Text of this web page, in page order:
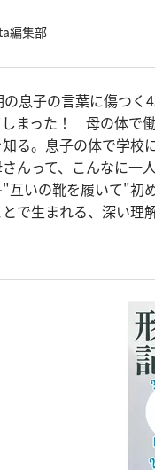
編集部
息子の言葉に傷つく
まった！ 母の体で
る。息子の体で学校
んって、こんなに一
いの靴を履いて"初
で生まれる、深い理